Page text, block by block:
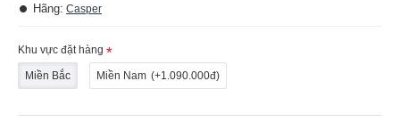
Hãng: Casper
Khu vực đặt hàng
Miền Bắc Miền Nam (+1.090.000đ)